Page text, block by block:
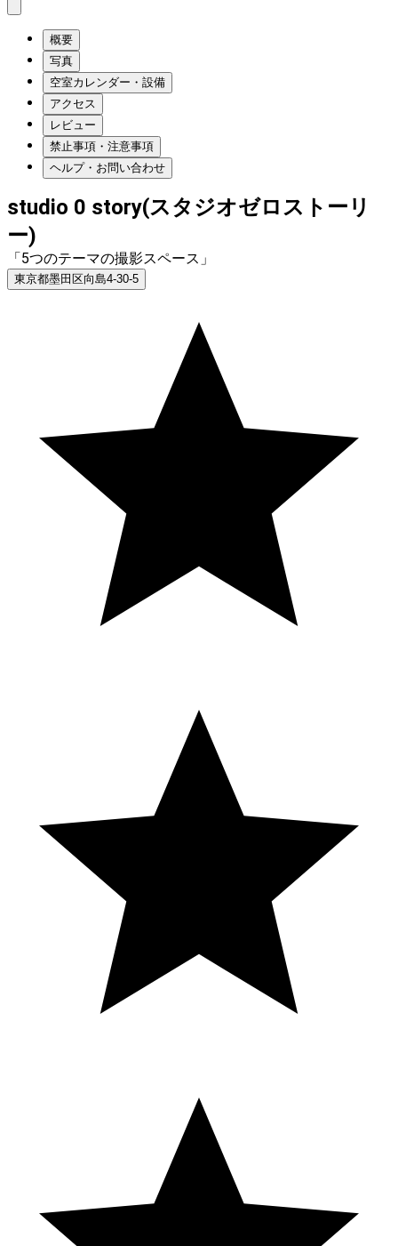
概要
写真
空室カレンダー・設備
アクセス
レビュー
禁止事項・注意事項
ヘルプ・お問い合わせ
studio 0 story(スタジオゼロストーリ
ー)
「5つのテーマの撮影スペース」
東京都墨田区向島4-30-5